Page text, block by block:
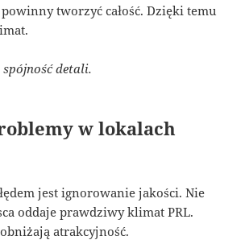
tworzyć całość. Dzięki temu
spójność detali.
w lokalach
jest ignorowanie jakości. Nie
oddaje prawdziwy klimat PRL.
atrakcyjność.